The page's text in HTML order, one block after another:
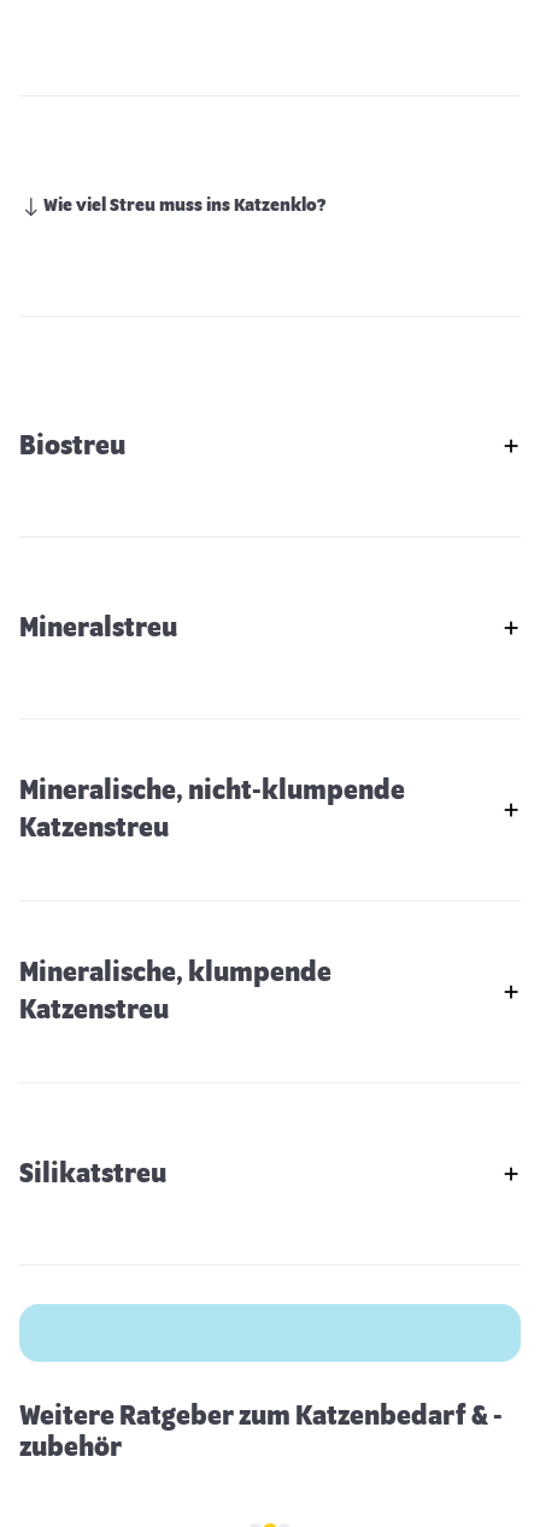
Wie viel Streu muss ins Katzenklo?
Biostreu
Mineralstreu
Mineralische, nicht-klumpende
Katzenstreu
Mineralische, klumpende
Katzenstreu
Silikatstreu
Weitere Ratgeber zum Katzenbedarf & -
zubehör
Erstausstattung für Katzen